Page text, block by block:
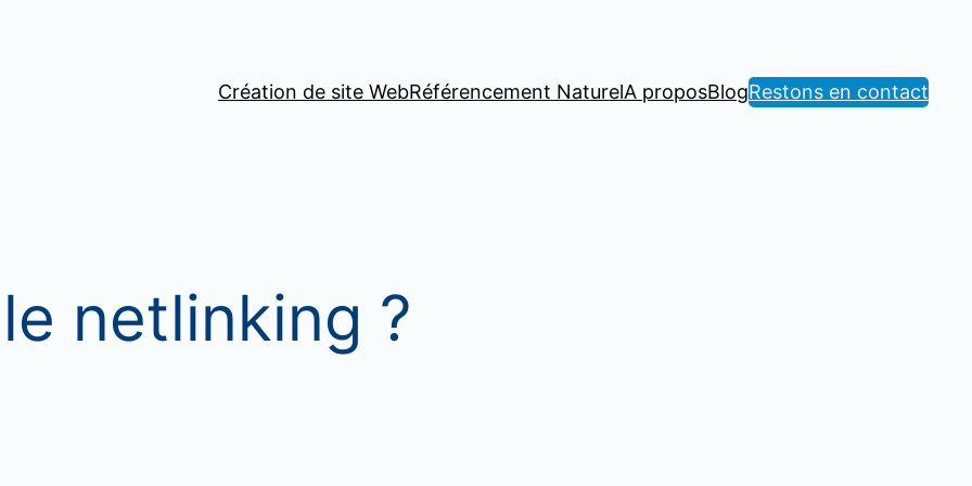
Création de site WebRéférencement NaturelA proposBlogRestons en contact
netlinking ?